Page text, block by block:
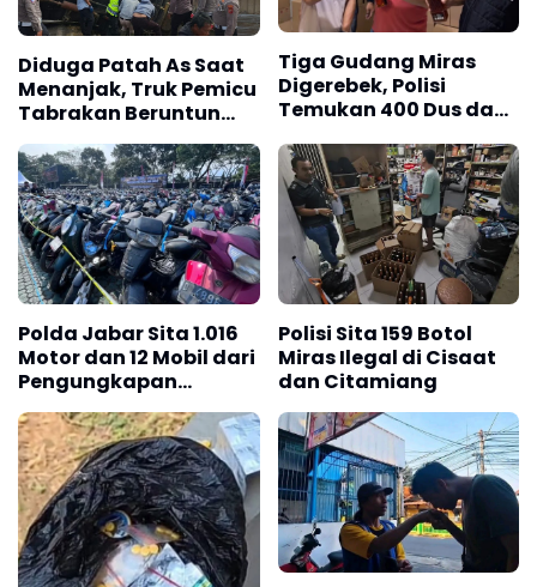
Diduga Patah As Saat
Menanjak, Truk Pemicu
Tabrakan Beruntun
Ciwidey Diselidiki Polisi
Tiga Gudang Miras
Digerebek, Polisi
Temukan 400 Dus dan
Polda Jabar Sita 1.016
Motor dan 12 Mobil dari
Pengungkapan
Kejahatan Jalanan
Polisi Sita 159 Botol
Miras Ilegal di Cisaat
dan Citamiang